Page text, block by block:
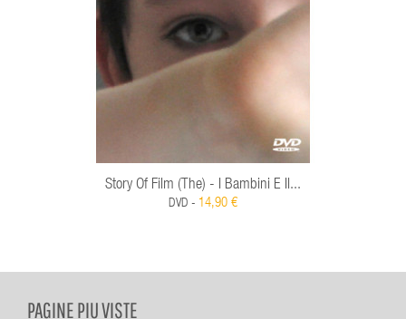
Story Of Film (The) - I Bambini E Il...
DVD - 14,90 €
PAGINE PIU VISTE